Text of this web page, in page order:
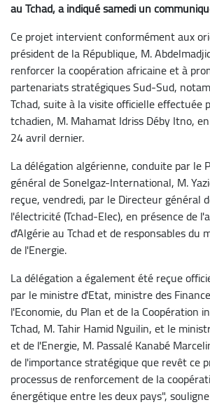
au Tchad, a indiqué samedi un
Ce projet intervient conformément aux
président de la République, M.
renforcer la coopération africaine et à
partenariats stratégiques Sud-Sud,
Tchad, suite à la visite officielle effectuée
tchadien, M. Mahamat Idriss Déby Itno,
24 avril dernier.
La délégation algérienne, conduite par le
général de Sonelgaz-International, M.
reçue, vendredi, par le Directeur général
l'électricité (Tchad-Elec), en présence de
d'Algérie au Tchad et de responsables du
de l'Energie.
La délégation a également été reçue
par le ministre d'Etat, ministre des
l'Economie, du Plan et de la Coopération
Tchad, M. Tahir Hamid Nguilin, et le
et de l'Energie, M. Passalé Kanabé
de l'importance stratégique que revêt ce
processus de renforcement de la
énergétique entre les deux pays",